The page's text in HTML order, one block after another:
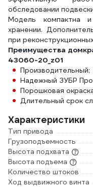
обследовании
Модель компактна
хранении.
при
Преимущества
43060-20_z01
Производительный;
Надежный ЗУБР
Порошковая
Длительный срок
Характеристики
Тип привода
Грузоподъемность
Высота подхвата
Высота подъема
Количество штоков
Ход выдвижного винта